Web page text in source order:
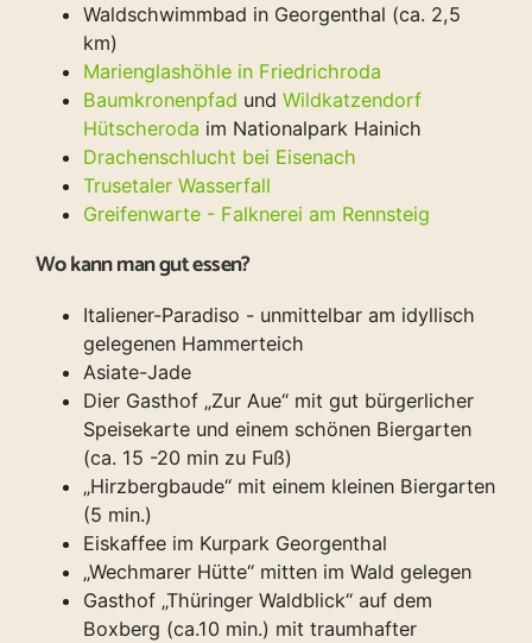
Waldschwimmbad in Georgenthal (ca. 2,5
km)
Marienglashöhle in Friedrichroda
Baumkronenpfad und Wildkatzendorf
Hütscheroda im Nationalpark Hainich
Drachenschlucht bei Eisenach
Trusetaler Wasserfall
Greifenwarte - Falknerei am Rennsteig
Wo kann man gut essen?
Italiener-Paradiso - unmittelbar am idyllisch
gelegenen Hammerteich
Asiate-Jade
Dier Gasthof „Zur Aue“ mit gut bürgerlicher
Speisekarte und einem schönen Biergarten
(ca. 15 -20 min zu Fuß)
„Hirzbergbaude“ mit einem kleinen Biergarten
(5 min.)
Eiskaffee im Kurpark Georgenthal
„Wechmarer Hütte“ mitten im Wald gelegen
Gasthof „Thüringer Waldblick“ auf dem
Boxberg (ca.10 min.) mit traumhafter